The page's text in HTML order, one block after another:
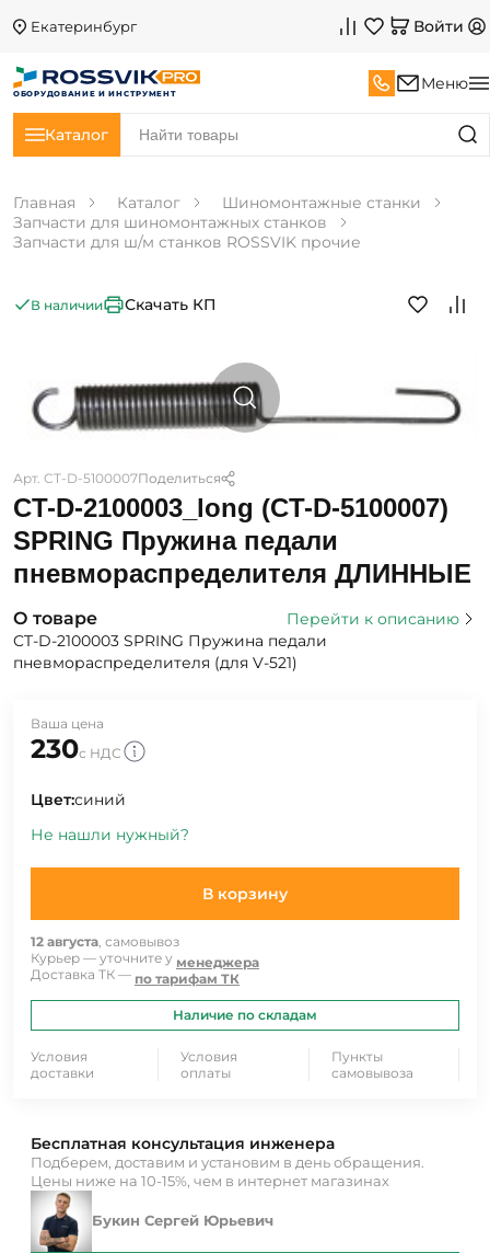
Екатеринбург Войти
ОБОРУДОВАНИЕ И ИНСТРУМЕНТ
Меню
Каталог
Главная Каталог
Шиномонтажные станки
Запчасти для шиномонтажных станков
Запчасти для ш/м станков ROSSVIK прочие
Арт. CT-D-5100007Поделиться
CT-D-2100003_long (CT-D-5100007)
SPRING Пружина педали
пневмораспределителя ДЛИННЫЕ
В наличии Скачать КП
О товаре
Перейти к описанию
CT-D-2100003 SPRING Пружина педали
пневмораспределителя (для V-521)
Ваша цена
230с НДС
Цвет:синий
Не нашли нужный?
В корзину
12 августа , самовывоз
Курьер — уточните у менеджера
Доставка ТК — по тарифам ТК
Наличие по складам
Условия
доставки
Условия
оплаты
Пункты
самовывоза
Бесплатная консультация инженера
Подберем, доставим и установим в день обращения.
Цены ниже на 10-15%, чем в интернет магазинах
Букин Сергей Юрьевич